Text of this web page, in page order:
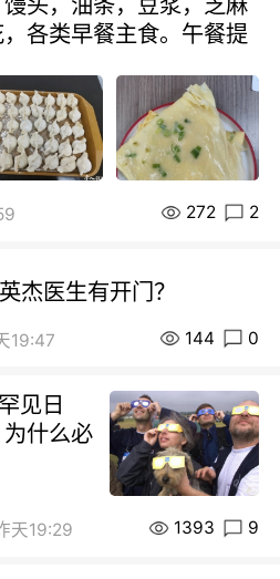
各类早餐主食。午餐提
272 2
杰医生有开门？
19:47 144 0
见日
什么必
天19:29 1393 9